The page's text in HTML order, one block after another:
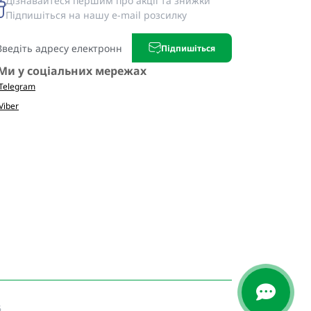
у соціальних мережах
Підпишіться на нашу e-mail розсилку
Підпишіться